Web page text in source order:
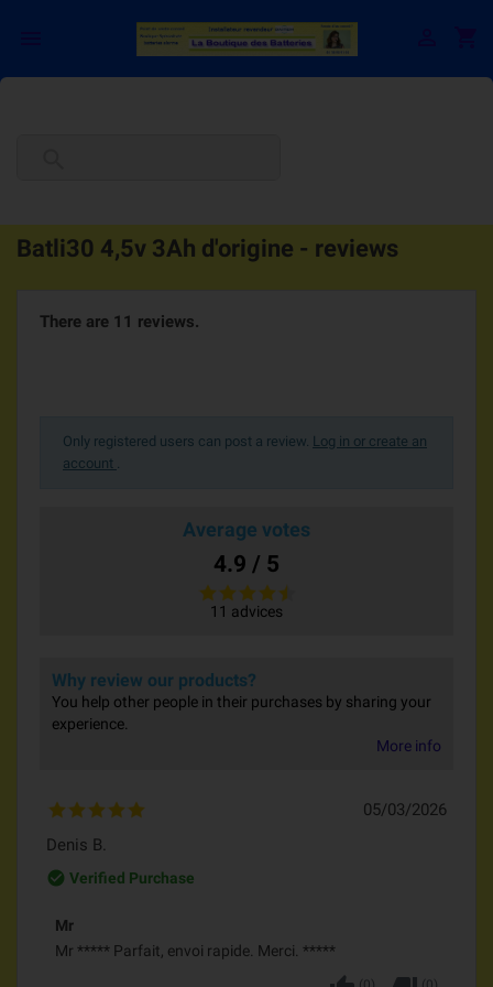
Batli30 4,5v 3Ah d'origine - reviews
There are 11 reviews.
Only registered users can post a review. Log in or create an
account .
Average votes
4.9 / 5
11 advices
Why review our products?
You help other people in their purchases by sharing your
experience.
More info
05/03/2026
Denis B.
check_circle_outline
Verified Purchase
Mr
Mr ***** Parfait, envoi rapide. Merci. *****